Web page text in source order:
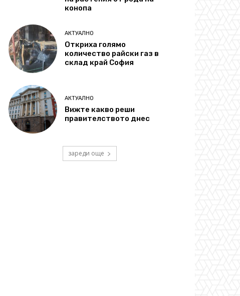
конопа
АКТУАЛНО
Откриха голямо
количество райски газ в
склад край София
АКТУАЛНО
Вижте какво реши
правителството днес
зареди още